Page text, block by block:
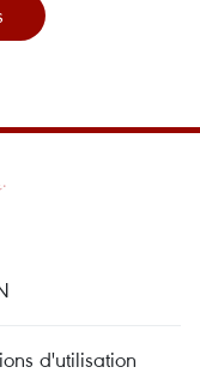
d'utilisation